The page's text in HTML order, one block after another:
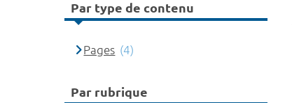
Par type de contenu
Pages (4)
Par rubrique